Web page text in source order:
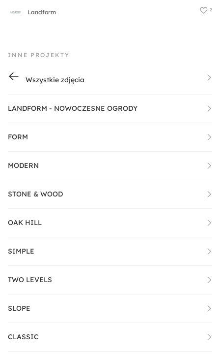
Landform 2
INNE PROJEKTY
Wszystkie zdjęcia
LANDFORM - NOWOCZESNE OGRODY
FORM
MODERN
STONE & WOOD
OAK HILL
SIMPLE
TWO LEVELS
SLOPE
CLASSIC